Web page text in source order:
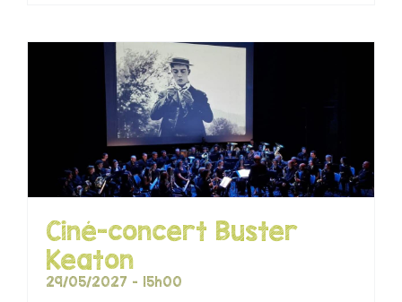
Ciné-concert Buster
Keaton
29/05/2027 - 15h00